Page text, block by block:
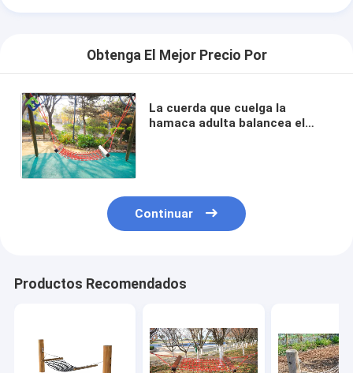
Obtenga El Mejor Precio Por
La cuerda que cuelga la
hamaca adulta balancea el
Continuar
Productos Recomendados